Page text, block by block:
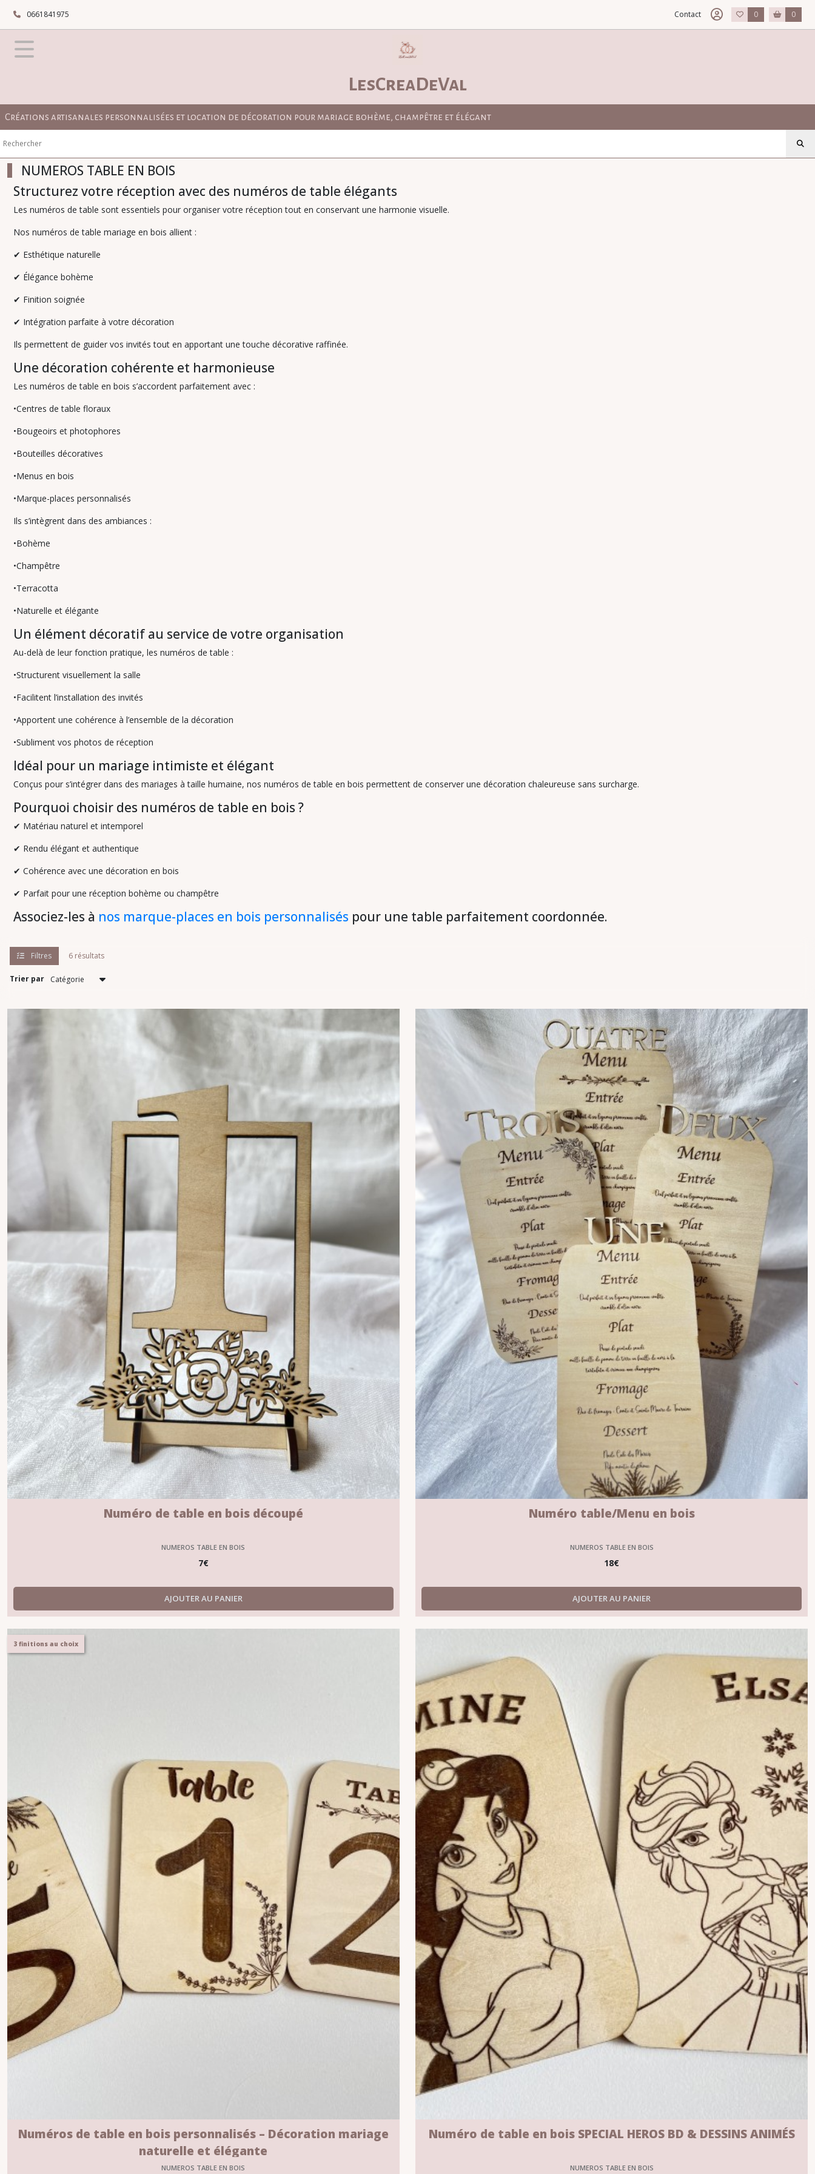
0661841975 Contact 0 0
LesCreaDeVal
Créations artisanales personnalisées et location de décoration pour mariage bohème, champêtre et élégant
NUMEROS TABLE EN BOIS
Structurez votre réception avec des numéros de table élégants
Les numéros de table sont essentiels pour organiser votre réception tout en conservant une harmonie visuelle.
Nos numéros de table mariage en bois allient :
✔ Esthétique naturelle
✔ Élégance bohème
✔ Finition soignée
✔ Intégration parfaite à votre décoration
Ils permettent de guider vos invités tout en apportant une touche décorative raffinée.
Une décoration cohérente et harmonieuse
Les numéros de table en bois s’accordent parfaitement avec :
•Centres de table floraux
•Bougeoirs et photophores
•Bouteilles décoratives
•Menus en bois
•Marque-places personnalisés
Ils s’intègrent dans des ambiances :
•Bohème
•Champêtre
•Terracotta
•Naturelle et élégante
Un élément décoratif au service de votre organisation
Au-delà de leur fonction pratique, les numéros de table :
•Structurent visuellement la salle
•Facilitent l’installation des invités
•Apportent une cohérence à l’ensemble de la décoration
•Subliment vos photos de réception
Idéal pour un mariage intimiste et élégant
Conçus pour s’intégrer dans des mariages à taille humaine, nos numéros de table en bois permettent de conserver une décoration chaleureuse sans surcharge.
Pourquoi choisir des numéros de table en bois ?
✔ Matériau naturel et intemporel
✔ Rendu élégant et authentique
✔ Cohérence avec une décoration en bois
✔ Parfait pour une réception bohème ou champêtre
Associez-les à nos marque-places en bois personnalisés pour une table parfaitement coordonnée.
Filtres 6 résultats
Trier par
Numéro de table en bois découpé
NUMEROS TABLE EN BOIS
7€
AJOUTER AU PANIER
Numéro table/Menu en bois
NUMEROS TABLE EN BOIS
18€
AJOUTER AU PANIER
3 finitions au choix
Numéros de table en bois personnalisés – Décoration mariage
naturelle et élégante
NUMEROS TABLE EN BOIS
Numéro de table en bois SPECIAL HEROS BD & DESSINS ANIMÉS
NUMEROS TABLE EN BOIS
Fermer
FILTRES
BOUTIQUE
TOUT
POUR
MARIAGE
NUMEROS
TABLE
EN
BOIS
Afficher
résultats